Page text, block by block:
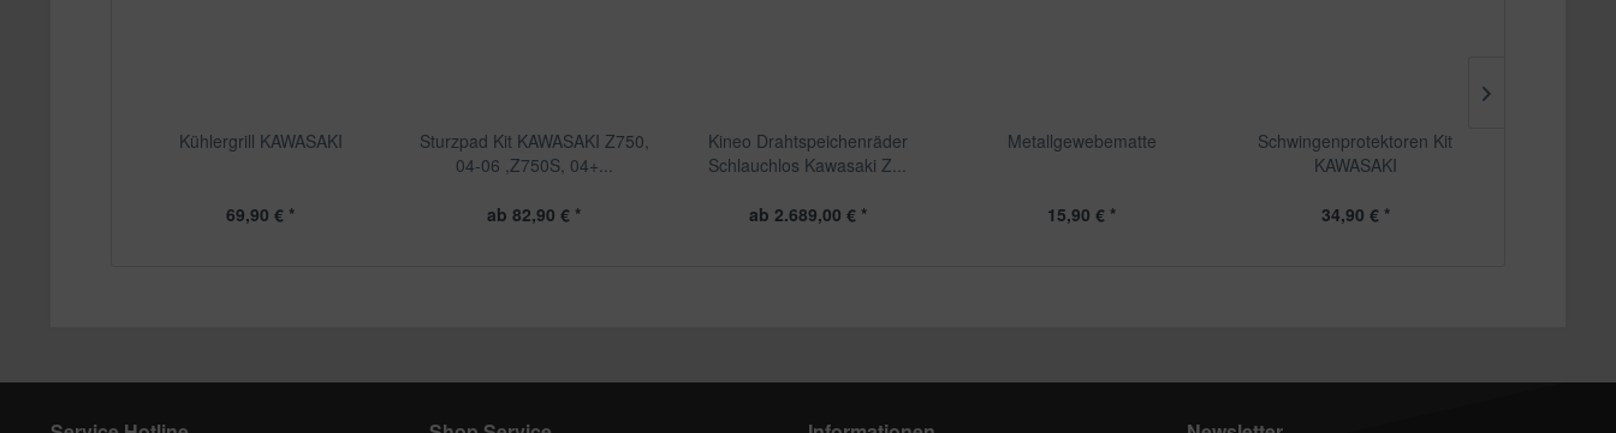
Kühlergrill KAWASAKI
69,90 € *
Sturzpad Kit KAWASAKI Z750,
04-06 ,Z750S, 04+...
ab 82,90 € *
Kineo Drahtspeichenräder
Schlauchlos Kawasaki Z...
ab 2.689,00 € *
Metallgewebematte
15,90 € *
Schwingenprotektoren Kit
KAWASAKI
34,90 € *